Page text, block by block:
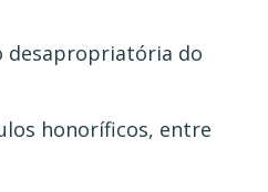
desapropriatória do
honoríficos, entre